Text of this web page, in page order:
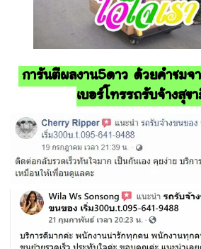
การันตีผลงาน5ดาว ด้วยคำชมจ
เบอร์โทรรถรับจ้างสุข